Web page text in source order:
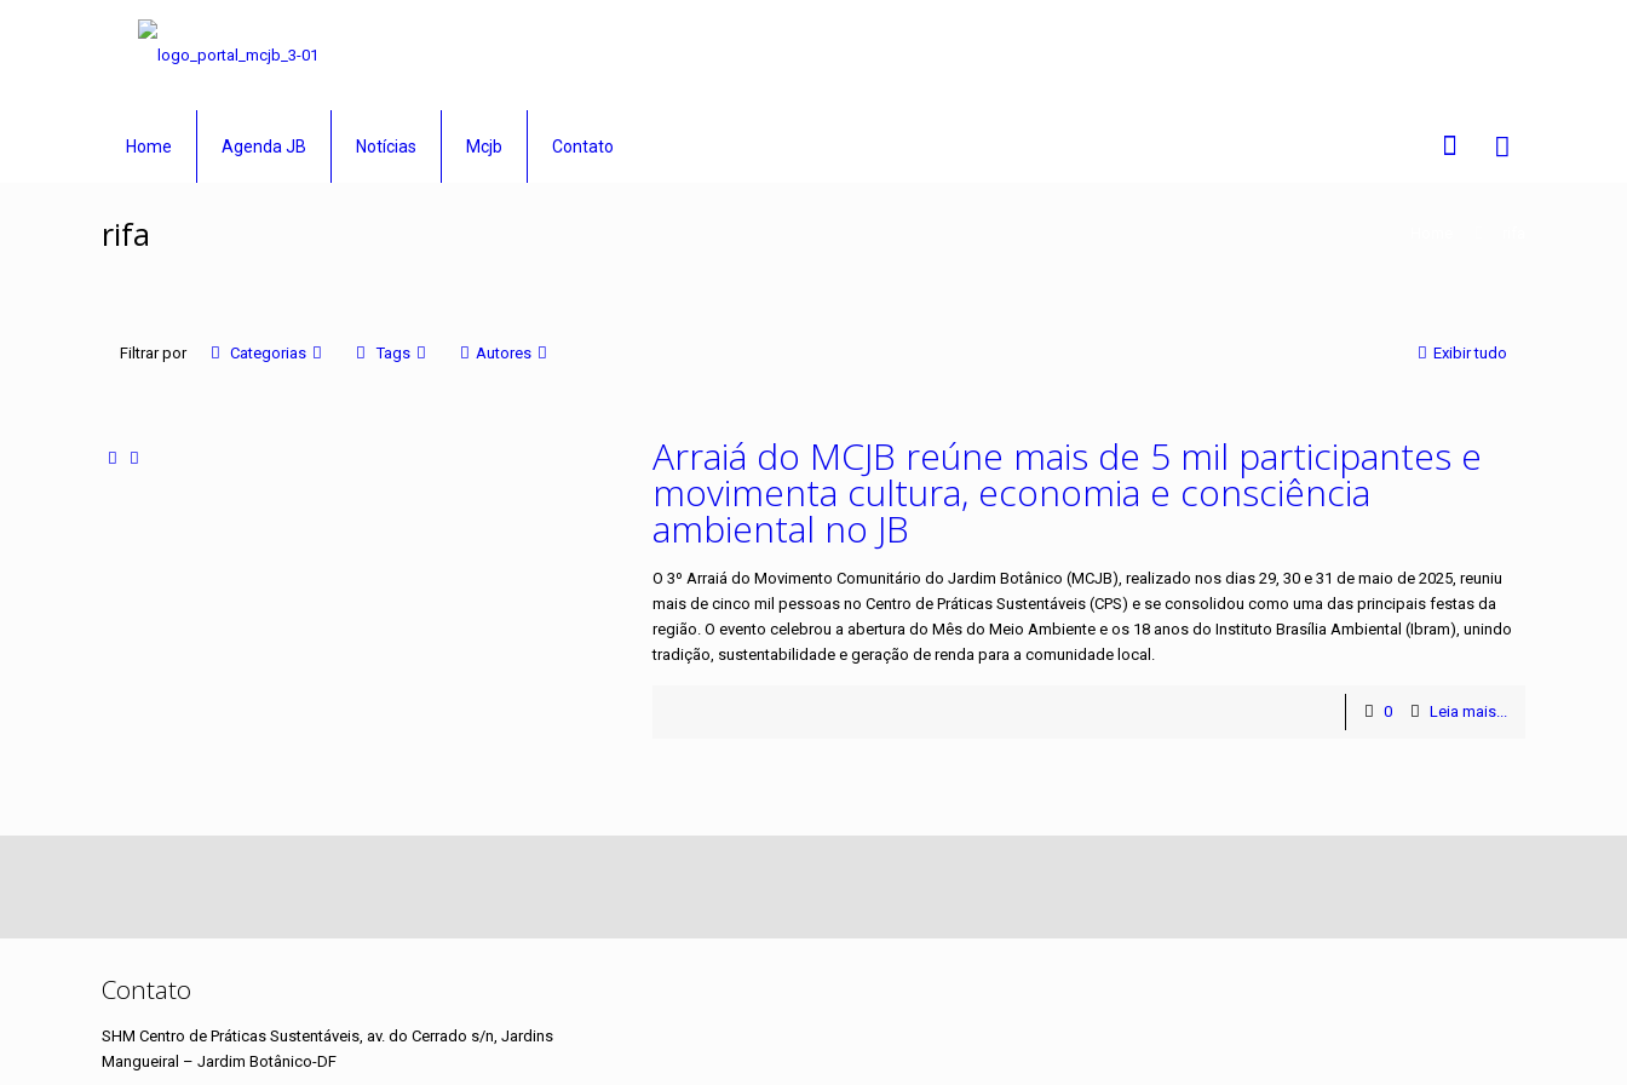
Home Agenda JB Notícias Mcjb Contato
rifa
Filtrar por Categorias Tags Autores Exibir tudo
Arraiá do MCJB reúne mais de 5 mil participantes e
movimenta cultura, economia e consciência
ambiental no JB
O 3º Arraiá do Movimento Comunitário do Jardim Botânico (MCJB), realizado nos dias 29, 30 e 31 de maio de 2025, reuniu
mais de cinco mil pessoas no Centro de Práticas Sustentáveis (CPS) e se consolidou como uma das principais festas da
região. O evento celebrou a abertura do Mês do Meio Ambiente e os 18 anos do Instituto Brasília Ambiental (Ibram), unindo
tradição, sustentabilidade e geração de renda para a comunidade local.
0 Leia mais...
Contato
SHM Centro de Práticas Sustentáveis, av. do Cerrado s/n, Jardins
Mangueiral – Jardim Botânico-DF